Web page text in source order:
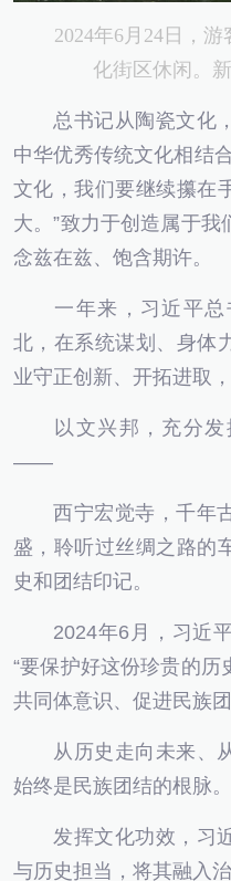
2024年6月24日，
化街区休闲。
总书记从陶瓷文化，
中华优秀传统文化相结
文化，我们要继续攥在
大。”致力于创造属于
念兹在兹、饱含期许。
一年来，习近平总
北，在系统谋划、身体
业守正创新、开拓进取
以文兴邦，充分发
——
西宁宏觉寺，千年古
盛，聆听过丝绸之路的
史和团结印记。
2024年6月，习近平
“要保护好这份珍贵的
共同体意识、促进民族
从历史走向未来、从
始终是民族团结的根脉。
发挥文化功效，习近
与历史担当，将其融入